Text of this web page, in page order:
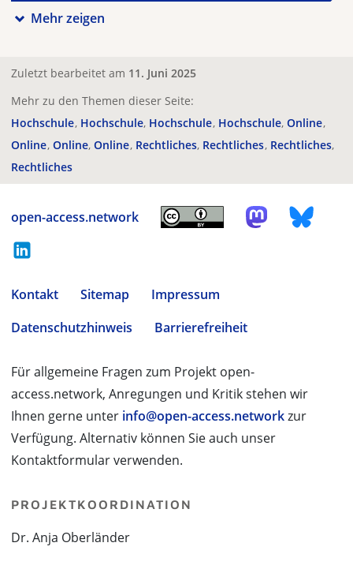
Mehr zeigen
Zuletzt bearbeitet am 11. Juni 2025
Mehr zu den Themen dieser Seite:
Hochschule Hochschule Hochschule Hochschule Online
Online Online Online Rechtliches Rechtliches Rechtliches
Rechtliches
open-access.network
Kontakt Sitemap
Impressum
Datenschutzhinweis
Barrierefreiheit
Für allgemeine Fragen zum Projekt open-
access.network, Anregungen und Kritik stehen wir
Ihnen gerne unter info@open-access.networkzur
Verfügung. Alternativ können Sie auch unser
Kontaktformular verwenden.
PROJEKTKOORDINATION
Dr. Anja Oberländer